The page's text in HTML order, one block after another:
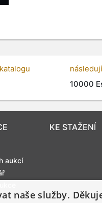
10000
aukcí
KE STAŽENÍ
naše služby.